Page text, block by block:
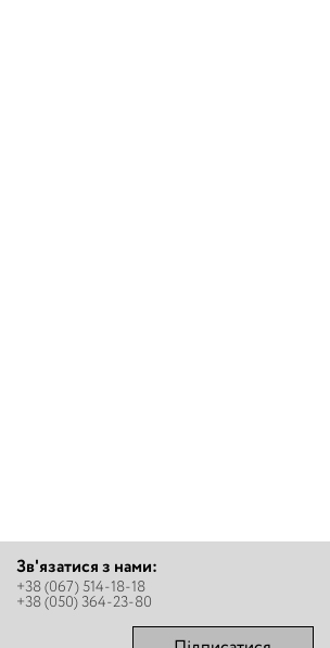
Зв'язатися з нами:
+38 (067) 514-18-18
+38 (050) 364-23-80